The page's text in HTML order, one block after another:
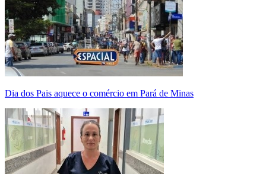
Dia dos Pais aquece o comércio em Pará de Minas